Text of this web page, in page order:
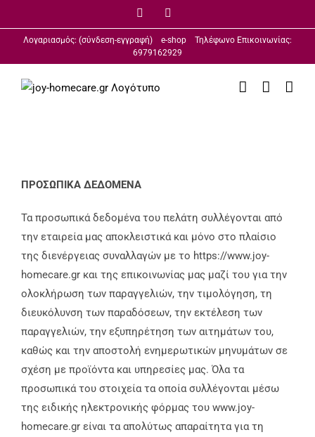
στο
περιεχόμενο
Facebook
Λογαριασμός: (σύνδεση-εγγραφή) e-shop Τηλέφωνο Επικοινωνίας:
6979162929
ΠΡΟΣΩΠΙΚΑ ΔΕΔΟΜΕΝΑ
Τα προσωπικά δεδομένα του πελάτη συλλέγονται από
την εταιρεία μας αποκλειστικά και μόνο στο πλαίσιο
της διενέργειας συναλλαγών με το https://www.joy-
homecare.gr και της επικοινωνίας μας μαζί του για την
ολοκλήρωση των παραγγελιών, την τιμολόγηση, τη
διευκόλυνση των παραδόσεων, την εκτέλεση των
παραγγελιών, την εξυπηρέτηση των αιτημάτων του,
καθώς και την αποστολή ενημερωτικών μηνυμάτων σε
σχέση με προϊόντα και υπηρεσίες μας. Όλα τα
προσωπικά του στοιχεία τα οποία συλλέγονται μέσω
της ειδικής ηλεκτρονικής φόρμας του www.joy-
homecare.gr είναι τα απολύτως απαραίτητα για τη